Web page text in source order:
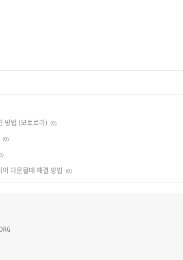
방법 (모토로라) (0)
(0)
어 다운될때 해결 방법 (0)